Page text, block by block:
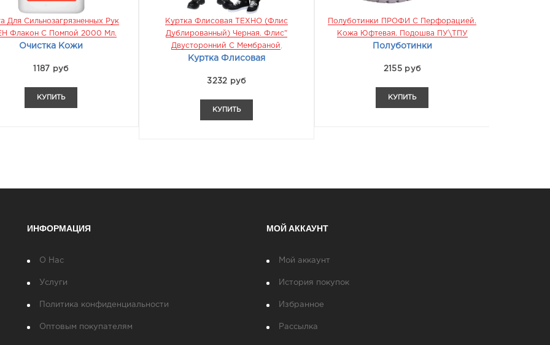
Для Сильнозагрязненных Рук
Флакон С Помпой 2000 Мл.
Очистка Кожи
1187 руб
КУПИТЬ
Куртка Флисовая ТЕХНО (флис
Дублированный) Черная. Флис"
Двусторонний С Мембраной
Куртка Флисовая
3232 руб
КУПИТЬ
Полуботинки ПРОФИ С Перфорацией.
Кожа Юфтевая. Подошва ПУ\ТПУ
Полуботинки
2155 руб
КУПИТЬ
ИНФОРМАЦИЯ
О Нас
Услуги
Политика конфиденциальности
Оптовым покупателям
МОЙ АККАУНТ
Мой аккаунт
История покупок
Избранное
Рассылка